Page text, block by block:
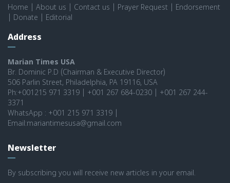
Home About us Contact us Prayer Request
Endorsement
Donate Editorial
Address
Marian Times USA
Br. Dominic P.D (Chairman & Executive Director)
506 Parlin Street, Philadelphia, PA 19116, USA
Ph:+001215 971 3319 | +001 267 684-0230 | +001 267 244-
3371
WhatsApp : +001 215 971 3319 |
Email:mariantimesusa@gmail.com
Newsletter
By subscribing you will receive new articles in your email.